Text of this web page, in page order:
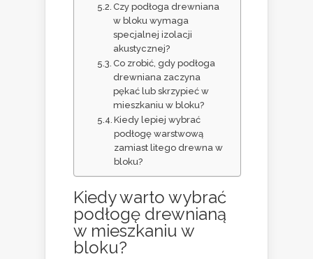
Czy podłoga drewniana
w bloku wymaga
specjalnej izolacji
akustycznej?
Co zrobić, gdy podłoga
drewniana zaczyna
pękać lub skrzypieć w
mieszkaniu w bloku?
Kiedy lepiej wybrać
podłogę warstwową
zamiast litego drewna w
bloku?
Kiedy warto wybrać
podłogę drewnianą
w mieszkaniu w
bloku?